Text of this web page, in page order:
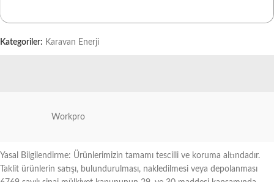
Kategoriler: Karavan Enerji
Workpro
Yasal Bilgilendirme: Ürünlerimizin tamamı tescilli ve koruma altındadır.
Taklit ürünlerin satışı, bulundurulması, nakledilmesi veya depolanması